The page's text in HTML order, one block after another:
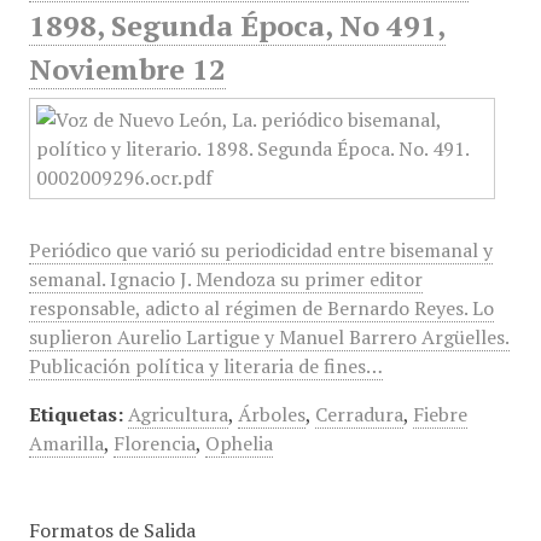
1898, Segunda Época, No 491,
Noviembre 12
Periódico que varió su periodicidad entre bisemanal y
semanal. Ignacio J. Mendoza su primer editor
responsable, adicto al régimen de Bernardo Reyes. Lo
suplieron Aurelio Lartigue y Manuel Barrero Argüelles.
Publicación política y literaria de fines…
Etiquetas: Agricultura, Árboles, Cerradura, Fiebre
Amarilla, Florencia, Ophelia
Formatos de Salida